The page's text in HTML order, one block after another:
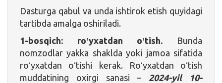
Dasturga qabul va unda ishtirok etish quyidagi
tartibda amalga oshiriladi.
1-bosqich:
roʻyxatdan oʻtish. Bunda
nomzodlar yakka shaklda yoki jamoa sifatida
roʻyxatdan oʻtishi kerak. Roʻyxatdan oʻtish
muddatining oxirgi sanasi – 2024-yil 10-